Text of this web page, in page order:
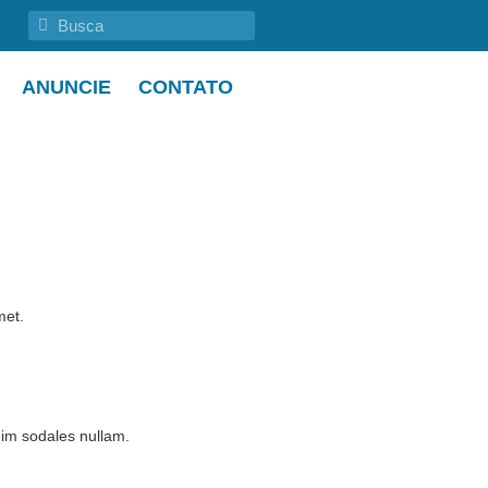
ANUNCIE CONTATO
sodales nullam.